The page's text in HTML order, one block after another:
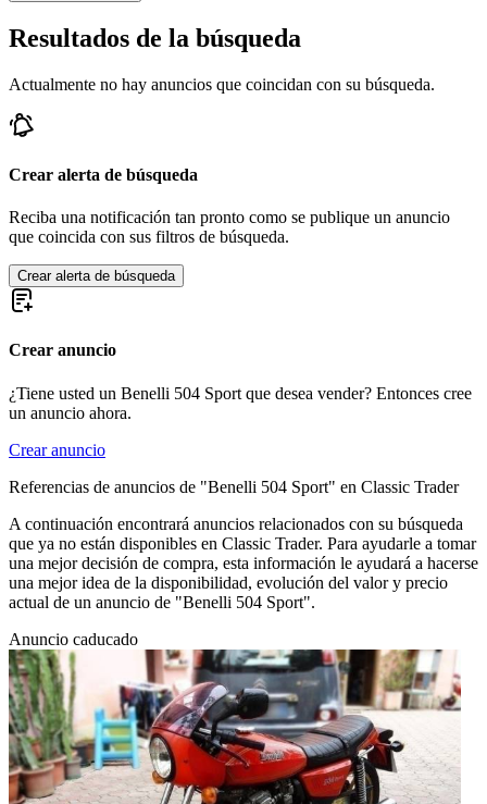
Resultados de la búsqueda
Actualmente no hay anuncios que coincidan con su búsqueda.
Crear alerta de búsqueda
Reciba una notificación tan pronto como se publique un anuncio
que coincida con sus filtros de búsqueda.
Crear alerta de búsqueda
Crear anuncio
¿Tiene usted un Benelli 504 Sport que desea vender? Entonces cree
un anuncio ahora.
Crear anuncio
Referencias de anuncios de "Benelli 504 Sport" en Classic Trader
A continuación encontrará anuncios relacionados con su búsqueda
que ya no están disponibles en Classic Trader. Para ayudarle a tomar
una mejor decisión de compra, esta información le ayudará a hacerse
una mejor idea de la disponibilidad, evolución del valor y precio
actual de un anuncio de "Benelli 504 Sport".
Anuncio caducado